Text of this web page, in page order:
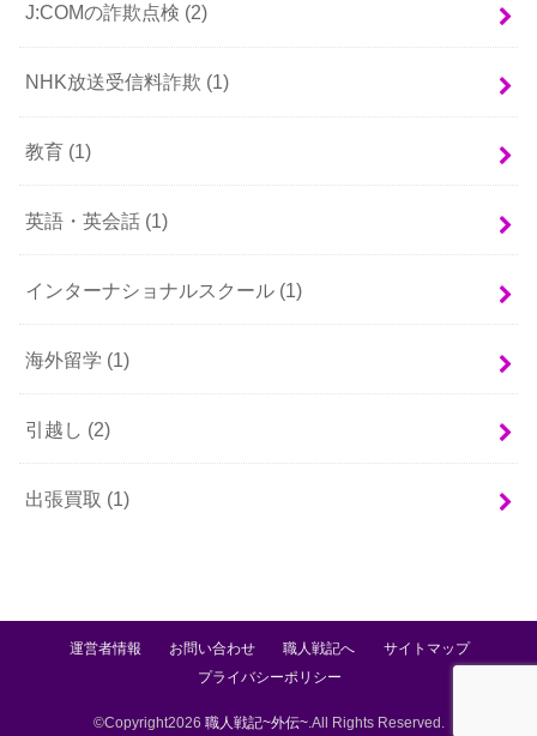
J:COMの詐欺点検 (2)
NHK放送受信料詐欺 (1)
教育 (1)
英語・英会話 (1)
インターナショナルスクール (1)
海外留学 (1)
引越し (2)
出張買取 (1)
運営者情報 お問い合わせ 職人戦記へ
サイトマップ
プライバシーポリシー
©Copyright2026 職人戦記~外伝~.All Rights Reserved.